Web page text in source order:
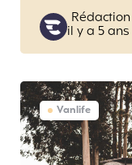
Posted
by
il y a 5 ans
Vanlife